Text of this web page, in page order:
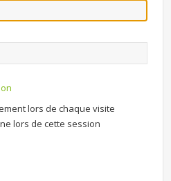
lors de chaque visite
lors de cette session